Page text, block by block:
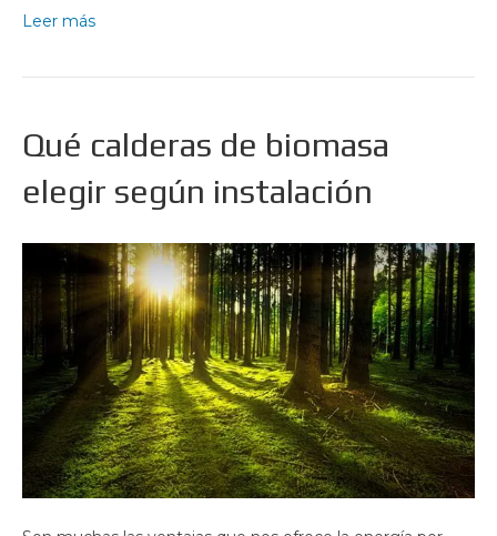
Leer más
Qué calderas de biomasa
elegir según instalación